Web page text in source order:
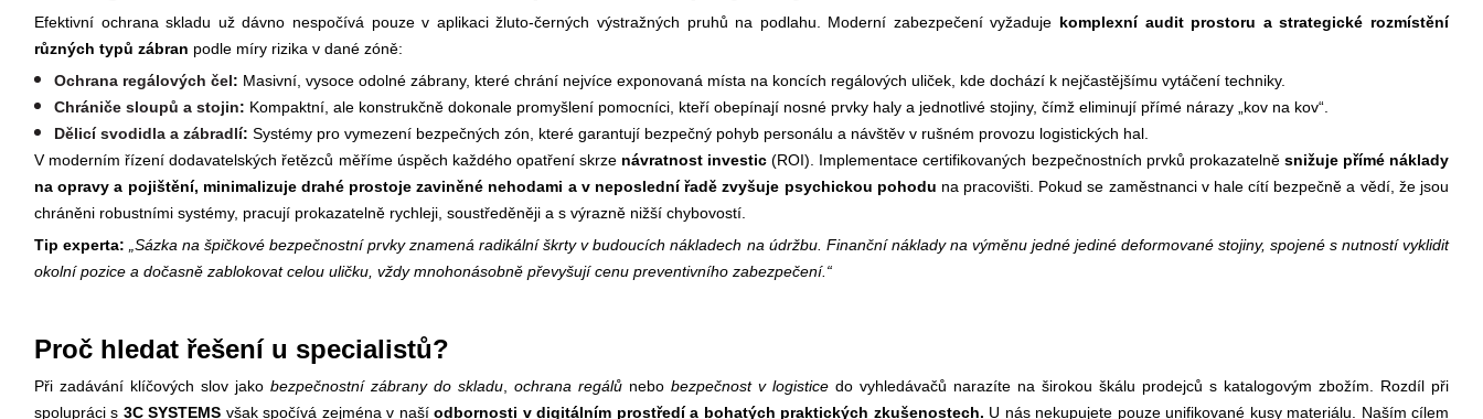
Efektivní ochrana skladu už dávno nespočívá pouze v aplikaci žluto-černých výstražných pruhů na podlahu. Moderní zabezpečení vyžaduje komplexní audit prostoru a strategické rozmístění
různých typů zábran podle míry rizika v dané zóně:
Ochrana regálových čel: Masivní, vysoce odolné zábrany, které chrání nejvíce exponovaná místa na koncích regálových uliček, kde dochází k nejčastějšímu vytáčení techniky.
Chrániče sloupů a stojin: Kompaktní, ale konstrukčně dokonale promyšlení pomocníci, kteří obepínají nosné prvky haly a jednotlivé stojiny, čímž eliminují přímé nárazy „kov na kov“.
Dělicí svodidla a zábradlí: Systémy pro vymezení bezpečných zón, které garantují bezpečný pohyb personálu a návštěv v rušném provozu logistických hal.
V moderním řízení dodavatelských řetězců měříme úspěch každého opatření skrze návratnost investic(ROI). Implementace certifikovaných bezpečnostních prvků prokazatelně snižuje přímé náklady
na opravy a pojištění, minimalizuje drahé prostoje zaviněné nehodami a v neposlední řadě zvyšuje psychickou pohodu na pracovišti. Pokud se zaměstnanci v hale cítí bezpečně a vědí, že jsou
chráněni robustními systémy, pracují prokazatelně rychleji, soustředěněji a s výrazně nižší chybovostí.
Tip experta:
„Sázka na špičkové bezpečnostní prvky znamená radikální škrty v budoucích nákladech na údržbu. Finanční náklady na výměnu jedné jediné deformované stojiny, spojené s nutností vyklidit
okolní pozice a dočasně zablokovat celou uličku, vždy mnohonásobně převyšují cenu preventivního zabezpečení.“
Proč hledat řešení u specialistů?
Při zadávání klíčových slov jako bezpečnostní zábrany do skladu ochrana regálů nebo bezpečnost v logistice do vyhledávačů narazíte na širokou škálu prodejců s katalogovým zbožím. Rozdíl při
spolupráci s 3C SYSTEMS však spočívá zejména v našíodbornosti v digitálním prostředí a bohatých praktických zkušenostech. U nás nekupujete pouze unifikované kusy materiálu. Naším cílem